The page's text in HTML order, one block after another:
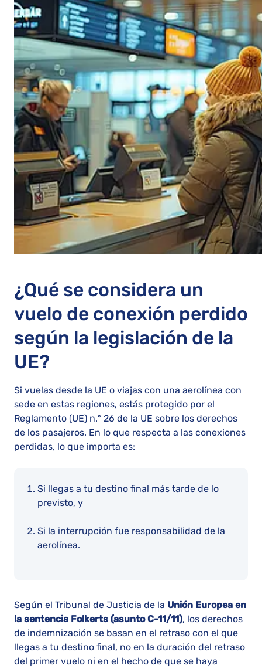
¿Qué se considera un
vuelo de conexión perdido
según la legislación de la
UE?
Si vuelas desde la UE o viajas con una aerolínea con
sede en estas regiones, estás protegido por el
Reglamento (UE) n.º 26 de la UE sobre los derechos
de los pasajeros. En lo que respecta a las conexiones
perdidas, lo que importa es:
Si llegas a tu destino final más tarde de lo
previsto, y
Si la interrupción fue responsabilidad de la
aerolínea.
Según el Tribunal de Justicia de la Unión Europea en
la sentencia Folkerts (asunto C-11/11), los derechos
de indemnización se basan en el retraso con el que
llegas a tu destino final, no en la duración del retraso
del primer vuelo ni en el hecho de que se haya